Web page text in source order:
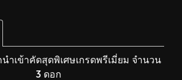
ำเข้าคัดสุดพิเศษเกรดพรีเมี่ยม จำนวน
3 ดอก